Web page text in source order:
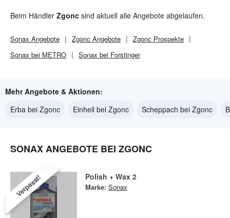
Beim Händler Zgonc sind aktuell alle Angebote abgelaufen.
Sonax Angebote Zgonc Angebote Zgonc Prospekte
Sonax bei METRO
Sonax bei Forstinger
Mehr Angebote & Aktionen:
Erba bei Zgonc
Einhell bei Zgonc Scheppach bei Zgonc
SONAX ANGEBOTE BEI ZGONC
Verpasst! Polish + Wax 2
Marke: Sonax